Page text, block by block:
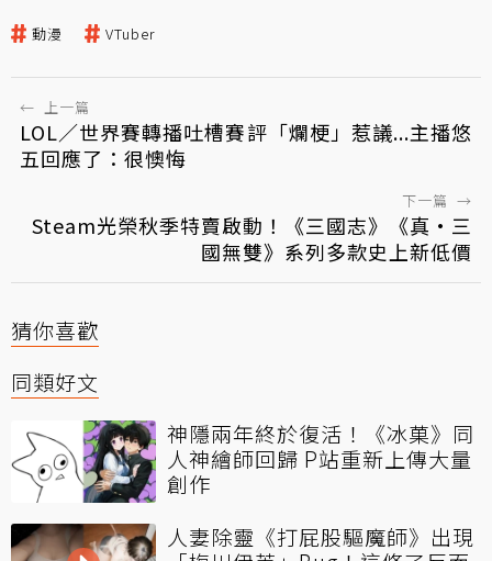
動漫 VTuber
← 上一篇
LOL／世界賽轉播吐槽賽評「爛梗」惹議...主播悠
五回應了：很懊悔
下一篇 →
Steam光榮秋季特賣啟動！《三國志》《真·三
國無雙》系列多款史上新低價
猜你喜歡
同類好文
神隱兩年終於復活！《冰菓》同
人神繪師回歸 P站重新上傳大量
創作
人妻除靈《打屁股驅魔師》出現